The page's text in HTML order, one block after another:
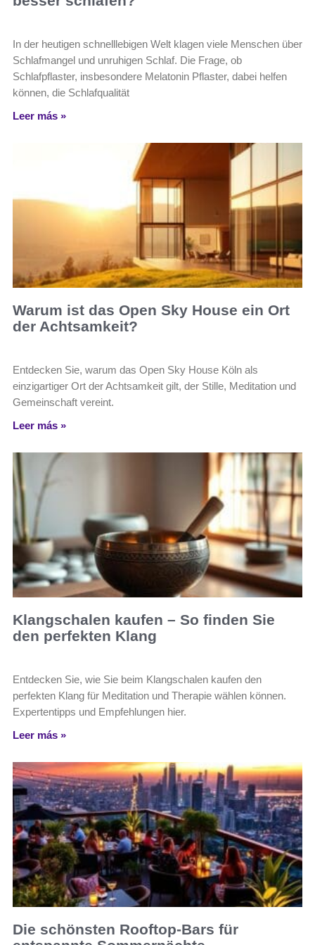
In der heutigen schnelllebigen Welt klagen viele Menschen über
Schlafmangel und unruhigen Schlaf. Die Frage, ob
Schlafpflaster, insbesondere Melatonin Pflaster, dabei helfen
können, die Schlafqualität
Leer más »
Warum ist das Open Sky House ein Ort
der Achtsamkeit?
Entdecken Sie, warum das Open Sky House Köln als
einzigartiger Ort der Achtsamkeit gilt, der Stille, Meditation und
Gemeinschaft vereint.
Leer más »
Klangschalen kaufen – So finden Sie
den perfekten Klang
Entdecken Sie, wie Sie beim Klangschalen kaufen den
perfekten Klang für Meditation und Therapie wählen können.
Expertentipps und Empfehlungen hier.
Leer más »
Die schönsten Rooftop-Bars für